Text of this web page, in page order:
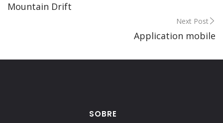
Mountain Drift
Next Post
Application mobile
SOBRE